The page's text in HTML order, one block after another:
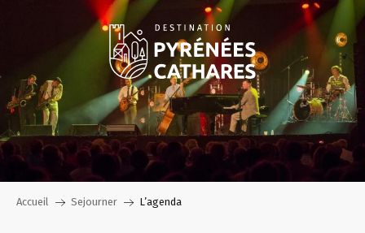
Accueil Sejourner L’agenda